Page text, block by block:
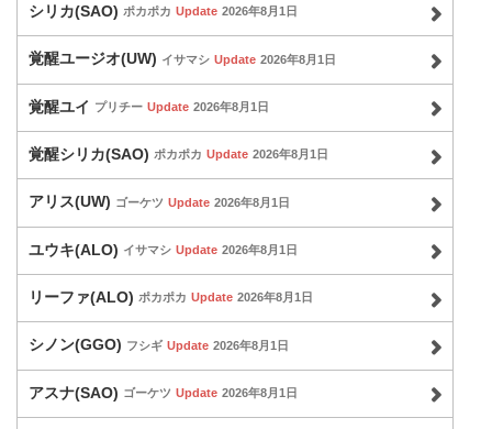
シリカ(SAO) ポカポカ Update 2026年8月1日
覚醒ユージオ(UW) イサマシ Update 2026年8月1日
覚醒ユイ プリチー Update 2026年8月1日
覚醒シリカ(SAO) ポカポカ Update 2026年8月1日
アリス(UW) ゴーケツ Update 2026年8月1日
ユウキ(ALO) イサマシ Update 2026年8月1日
リーファ(ALO) ポカポカ Update 2026年8月1日
シノン(GGO) フシギ Update 2026年8月1日
アスナ(SAO) ゴーケツ Update 2026年8月1日